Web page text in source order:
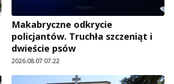
Makabryczne odkrycie
policjantów. Truchła szczeniąt i
dwieście psów
2026.08.07 07:22